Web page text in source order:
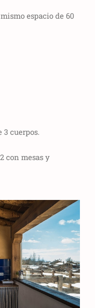
espacio de 60
3 cuerpos.
con mesas y